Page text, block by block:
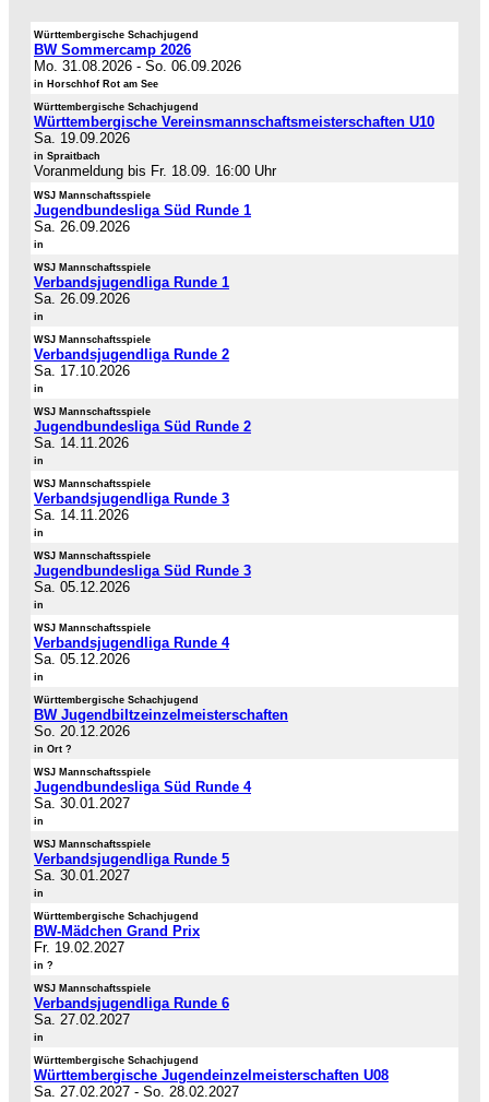
Württembergische Schachjugend
BW Sommercamp 2026
Mo. 31.08.2026 - So. 06.09.2026
in Horschhof Rot am See
Württembergische Schachjugend
Württembergische Vereinsmannschaftsmeisterschaften U10
Sa. 19.09.2026
in Spraitbach
Voranmeldung bis Fr. 18.09. 16:00 Uhr
WSJ Mannschaftsspiele
Jugendbundesliga Süd Runde 1
Sa. 26.09.2026
in
WSJ Mannschaftsspiele
Verbandsjugendliga Runde 1
Sa. 26.09.2026
in
WSJ Mannschaftsspiele
Verbandsjugendliga Runde 2
Sa. 17.10.2026
in
WSJ Mannschaftsspiele
Jugendbundesliga Süd Runde 2
Sa. 14.11.2026
in
WSJ Mannschaftsspiele
Verbandsjugendliga Runde 3
Sa. 14.11.2026
in
WSJ Mannschaftsspiele
Jugendbundesliga Süd Runde 3
Sa. 05.12.2026
in
WSJ Mannschaftsspiele
Verbandsjugendliga Runde 4
Sa. 05.12.2026
in
Württembergische Schachjugend
BW Jugendbiltzeinzelmeisterschaften
So. 20.12.2026
in Ort ?
WSJ Mannschaftsspiele
Jugendbundesliga Süd Runde 4
Sa. 30.01.2027
in
WSJ Mannschaftsspiele
Verbandsjugendliga Runde 5
Sa. 30.01.2027
in
Württembergische Schachjugend
BW-Mädchen Grand Prix
Fr. 19.02.2027
in ?
WSJ Mannschaftsspiele
Verbandsjugendliga Runde 6
Sa. 27.02.2027
in
Württembergische Schachjugend
Württembergische Jugendeinzelmeisterschaften U08
Sa. 27.02.2027 - So. 28.02.2027